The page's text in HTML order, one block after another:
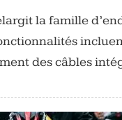
la famille
des câbles